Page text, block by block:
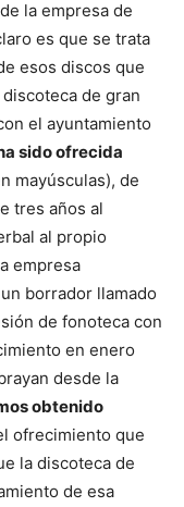
la empresa de
es que se trata
esos discos que
de gran
el ayuntamiento
sido ofrecida
mayúsculas), de
tres años al
al propio
empresa
borrador llamado
de fonoteca con
en enero
desde la
obtenido
ofrecimiento que
la discoteca de
de esa